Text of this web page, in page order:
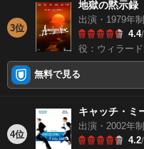
3位
地獄の黙示録
出演・1979年
4.4
役：ウィラー
無料で見る
4位
キャッチ・ミ
出演・2002年
4.2